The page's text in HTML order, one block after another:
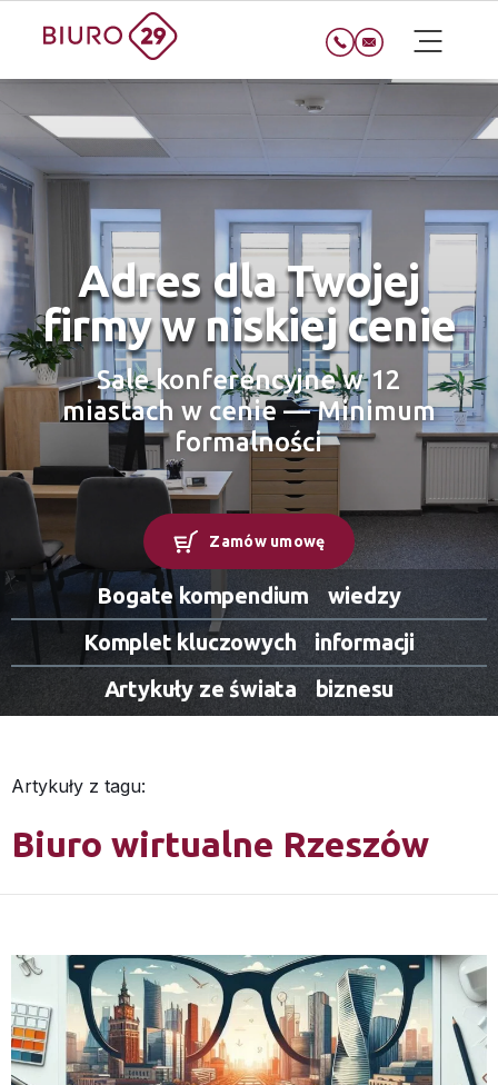
Adres dla Twojej
firmy w niskiej cenie
Sale konferencyjne w 12
miastach w cenie — Minimum
formalności
Bogate kompendium wiedzy
Komplet kluczowych informacji
Artykuły ze świata biznesu
Zamów umowę
Artykuły z tagu:
Biuro wirtualne Rzeszów